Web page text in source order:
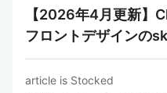
【2026年4月更新】
フロントデザインの
article is Stocked